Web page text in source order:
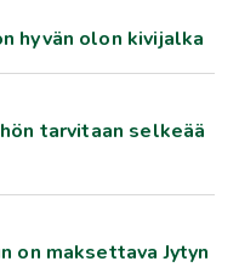
hyvän olon kivijalka
tarvitaan selkeää
on maksettava Jytyn